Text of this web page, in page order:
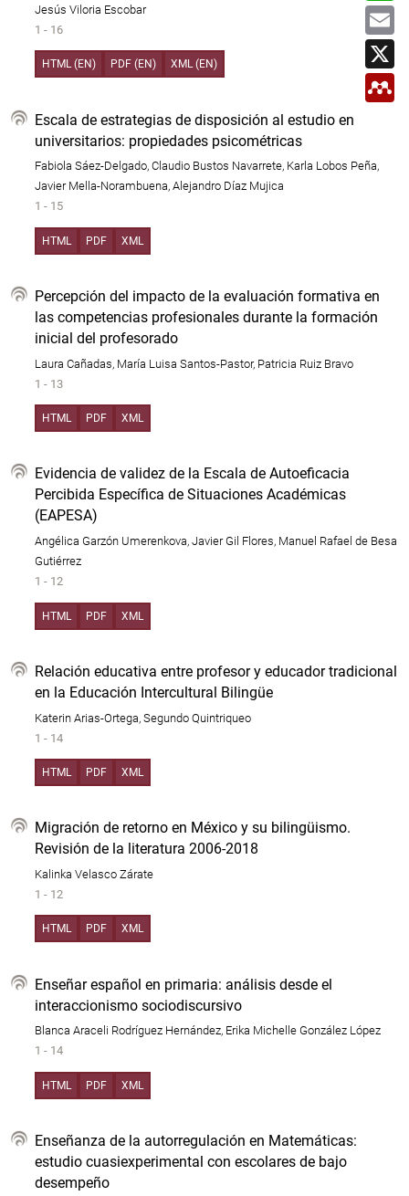
Jesús Viloria Escobar
1 - 16
HTML (EN) PDF (EN) XML (EN)
Escala de estrategias de disposición al estudio en
universitarios: propiedades psicométricas
Fabiola Sáez-Delgado, Claudio Bustos Navarrete, Karla Lobos Peña,
Javier Mella-Norambuena, Alejandro Díaz Mujica
1 - 15
HTML PDF XML
Percepción del impacto de la evaluación formativa en
las competencias profesionales durante la formación
inicial del profesorado
Laura Cañadas, María Luisa Santos-Pastor, Patricia Ruiz Bravo
1 - 13
HTML PDF XML
Evidencia de validez de la Escala de Autoeficacia
Percibida Específica de Situaciones Académicas
(EAPESA)
Angélica Garzón Umerenkova, Javier Gil Flores, Manuel Rafael de Besa
Gutiérrez
1 - 12
HTML PDF XML
Relación educativa entre profesor y educador tradicional
en la Educación Intercultural Bilingüe
Katerin Arias-Ortega, Segundo Quintriqueo
1 - 14
HTML PDF XML
Migración de retorno en México y su bilingüismo.
Revisión de la literatura 2006-2018
Kalinka Velasco Zárate
1 - 12
HTML PDF XML
Enseñar español en primaria: análisis desde el
interaccionismo sociodiscursivo
Blanca Araceli Rodríguez Hernández, Erika Michelle González López
1 - 14
HTML PDF XML
Enseñanza de la autorregulación en Matemáticas:
estudio cuasiexperimental con escolares de bajo
desempeño